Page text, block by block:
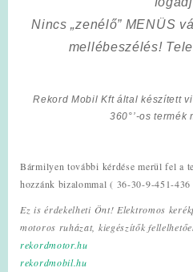
Nincs „zenélő” MENÜS
mellébeszélés!
Rekord Mobil Kft által készített
360°’-os termék
Bármilyen további kérdése merül fel a
hozzánk bizalommal ( 36-30-9-451-
Ez is érdekelheti Önt! Elektromos
motoros ruházat, kiegészítők
rekordmotor.hu
rekordmobil.hu